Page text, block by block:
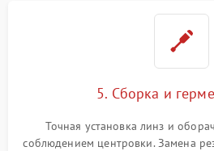
5. Сборка и
Точная установка линз и
соблюдением центровки. Замена